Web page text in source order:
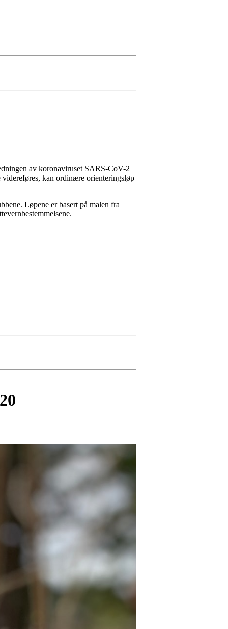
av koronaviruset SARS-CoV-2
kan ordinære orienteringsløp
Løpene er basert på malen fra